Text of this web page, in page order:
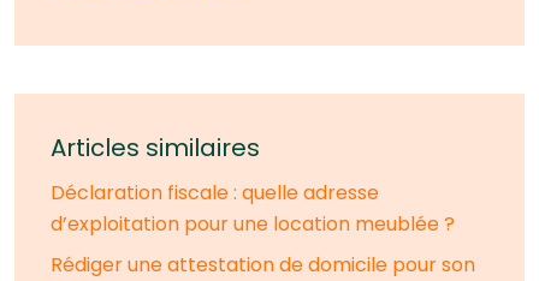
Articles similaires
Déclaration fiscale : quelle adresse
d’exploitation pour une location meublée ?
Rédiger une attestation de domicile pour son